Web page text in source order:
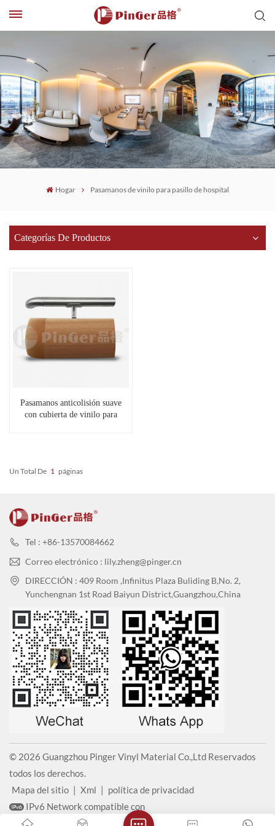
Hogar Pasamanos de vinilo para pasillo de hospital
Categorías De Productos
Pasamanos anticolisión suave
con cubierta de vinilo para
Un Total De 1 Páginas
Tel : +86-13570084662
Correo electrónico : lily.zheng@pinger.cn
DIRECCIÓN : 409 Room ,Infinitus Plaza Buliding B,No. 2,
Yunchengnan 1st Road Baiyun District,Guangzhou,China
© 2026 Guangzhou Pinger Vinyl Material Co.,Ltd Reservados
todos los derechos.
Mapa del sitio | Xml | política de privacidad
IPv6 Network compatible con